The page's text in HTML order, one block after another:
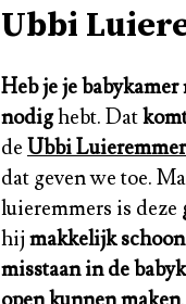
Ubbi
Heb je je
nodighebt. Dat
de Ubbi
dat geven we toe.
luieremmers is deze
hij makkelijk
misstaan in de